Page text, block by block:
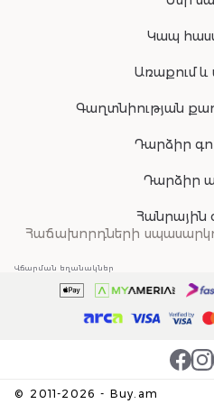
Կապ
Առաքում և
Գաղտնիության
Դարձիր
Դարձիր
Հանրային
Հաճախորդների
© 2011-2026 - Buy.am
Վճարման եղանակներ